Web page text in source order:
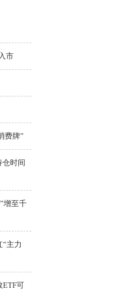
市
费牌”
仓时间
增至千
主力
ETF可